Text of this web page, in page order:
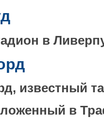
в
известный
в